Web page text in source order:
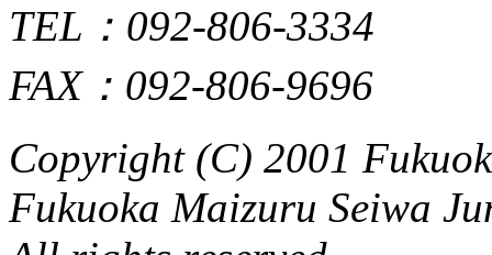
TEL：092-806-3334
FAX：092-806-9696
Copyright (C) 2001
Fukuoka Maizuru Seiwa